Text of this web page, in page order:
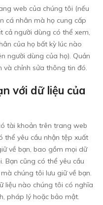
web của chúng tôi (nếu
cá nhân mà họ cung cấp
cả người dùng có thể xem,
của họ bất kỳ lúc nào
người dùng của họ). Quản
chỉnh sửa thông tin đó.
với dữ liệu của
tài khoản trên trang web
thể yêu cầu nhận tệp xuất
về bạn, bao gồm mọi dữ
Bạn cũng có thể yêu cầu
chúng tôi lưu giữ về bạn.
liệu nào chúng tôi có nghĩa
pháp lý hoặc bảo mật.